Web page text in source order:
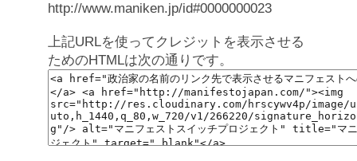
http://www.maniken.jp/id#0000000023
上記URLを使ってクレジットを表示させる
ためのHTMLは次の通りです。